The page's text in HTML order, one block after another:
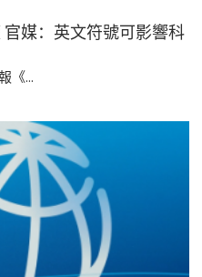
媒：英文符號可影響科
《...